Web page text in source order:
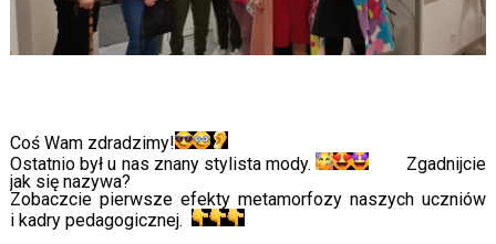
Coś Wam zdradzimy!
Ostatnio był u nas znany stylista mody.
Zgadnijcie
jak się nazywa?
Zobaczcie pierwsze efekty metamorfozy naszych uczniów
i kadry pedagogicznej.